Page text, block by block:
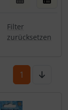
nach ihren
Filter
zurücksetzen
1